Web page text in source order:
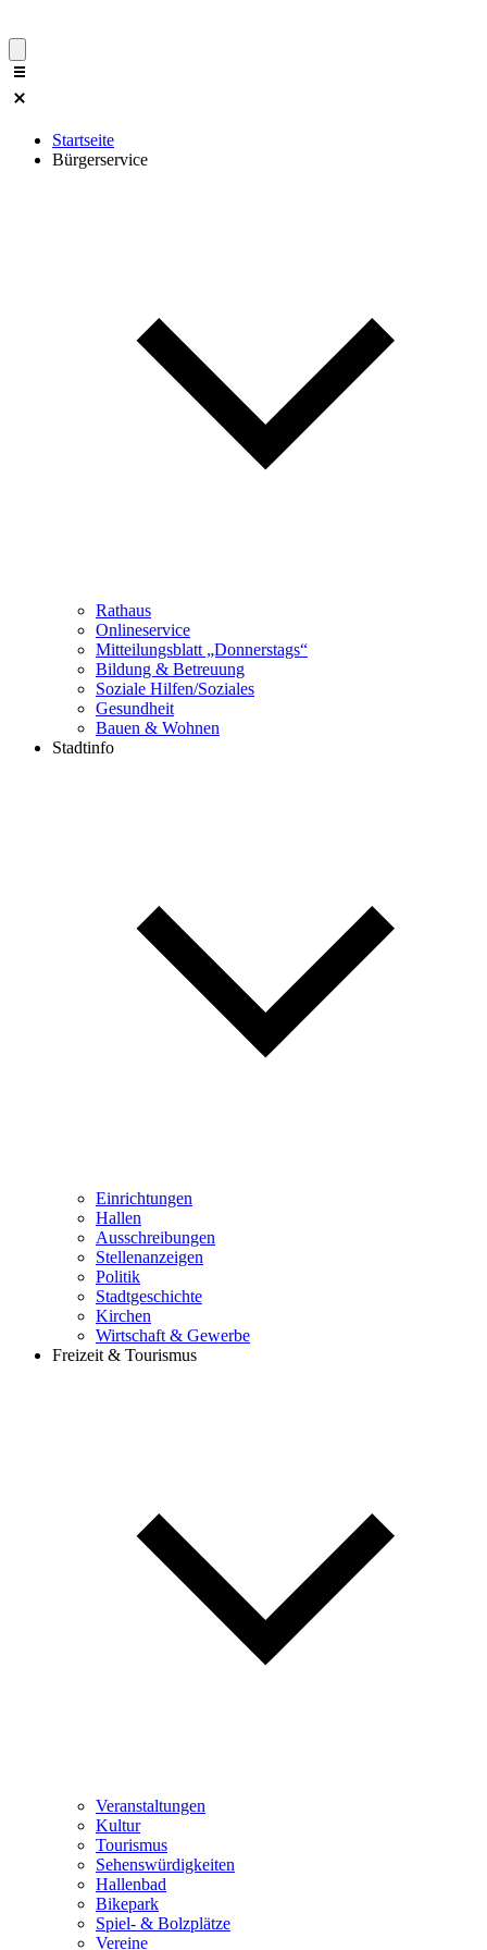
Startseite
Bürgerservice
Rathaus
Onlineservice
Mitteilungsblatt „Donnerstags“
Bildung & Betreuung
Soziale Hilfen/Soziales
Gesundheit
Bauen & Wohnen
Stadtinfo
Einrichtungen
Hallen
Ausschreibungen
Stellenanzeigen
Politik
Stadtgeschichte
Kirchen
Wirtschaft & Gewerbe
Freizeit & Tourismus
Veranstaltungen
Kultur
Tourismus
Sehenswürdigkeiten
Hallenbad
Bikepark
Spiel- & Bolzplätze
Vereine